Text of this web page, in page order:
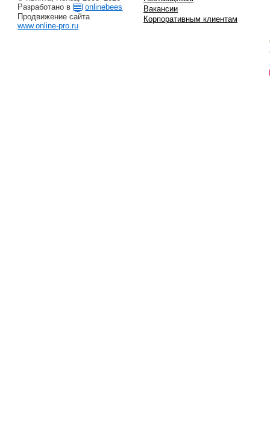
Разработано в
onlinebees
Продвижение сайта
www.online-pro.ru
Вакансии
Корпоративным клиентам